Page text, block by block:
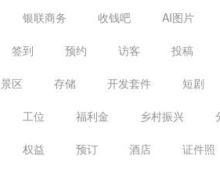
银联商务 收钱吧 AI图片
签到 预约 访客 投稿
景区 存储 开发套件 短剧
工位 福利金 乡村振兴
权益 预订 酒店 证件照